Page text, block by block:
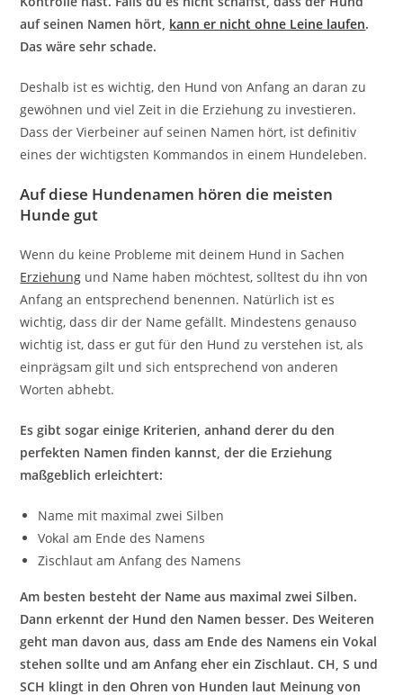
auf seinen Namen hört, kann er nicht ohne Leine laufen.
Das wäre sehr schade.
Deshalb ist es wichtig, den Hund von Anfang an daran zu
gewöhnen und viel Zeit in die Erziehung zu investieren.
Dass der Vierbeiner auf seinen Namen hört, ist definitiv
eines der wichtigsten Kommandos in einem Hundeleben.
Auf diese Hundenamen hören die meisten
Hunde gut
Wenn du keine Probleme mit deinem Hund in Sachen
Erziehung und Name haben möchtest, solltest du ihn von
Anfang an entsprechend benennen. Natürlich ist es
wichtig, dass dir der Name gefällt. Mindestens genauso
wichtig ist, dass er gut für den Hund zu verstehen ist, als
einprägsam gilt und sich entsprechend von anderen
Worten abhebt.
Es gibt sogar einige Kriterien, anhand derer du den
perfekten Namen finden kannst, der die Erziehung
maßgeblich erleichtert:
Name mit maximal zwei Silben
Vokal am Ende des Namens
Zischlaut am Anfang des Namens
Am besten besteht der Name aus maximal zwei Silben.
Dann erkennt der Hund den Namen besser. Des Weiteren
geht man davon aus, dass am Ende des Namens ein Vokal
stehen sollte und am Anfang eher ein Zischlaut. CH, S und
SCH klingt in den Ohren von Hunden laut Meinung von